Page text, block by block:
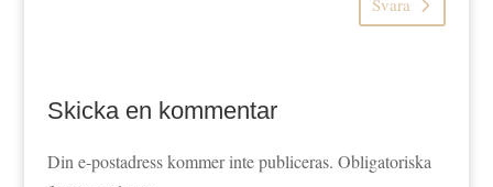
Svara
Skicka en kommentar
Din e-postadress kommer inte publiceras. Obligatoriska